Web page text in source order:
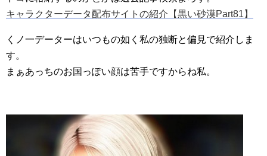
キャラクターデータ配布サイトの紹介【黒い砂漠Part81】
くノ一データーはいつもの如く私の独断と偏見で紹介しま
す。
まぁあっちのお国っぽい顔は苦手ですからね私。